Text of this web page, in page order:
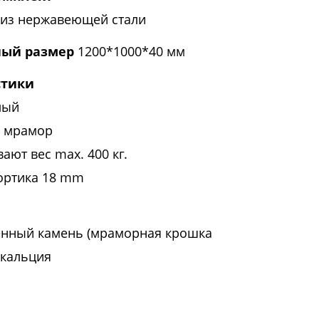
нержавеющей стали
размер 1200*1000*40 мм
мрамор
вес max. 400 кг.
18 mm
камень (мраморная крошка